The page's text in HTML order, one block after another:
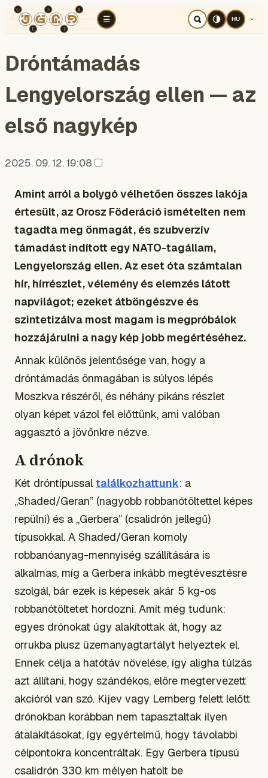
☰
TÉR KOGNITÍV HÁBORÚ
HU
Dróntámadás
Lengyelország ellen — az
első nagykép
2025. 09. 12. 19:08
Amint arról a bolygó vélhetően összes lakója
értesült, az Orosz Föderáció ismételten nem
tagadta meg önmagát, és szubverzív
támadást indított egy NATO-tagállam,
Lengyelország ellen. Az eset óta számtalan
hír, hírrészlet, vélemény és elemzés látott
napvilágot; ezeket átböngészve és
szintetizálva most magam is megpróbálok
hozzájárulni a nagy kép jobb megértéséhez.
Annak különös jelentősége van, hogy a
dróntámadás önmagában is súlyos lépés
Moszkva részéről, és néhány pikáns részlet
olyan képet vázol fel előttünk, ami valóban
aggasztó a jövőnkre nézve.
A drónok
Két dróntípussal találkozhattunk: a
„Shaded/Geran” (nagyobb robbanótöltettel képes
repülni) és a „Gerbera” (csalidrón jellegű)
típusokkal. A Shaded/Geran komoly
robbanóanyag-mennyiség szállítására is
alkalmas, míg a Gerbera inkább megtévesztésre
szolgál, bár ezek is képesek akár 5 kg-os
robbanótöltetet hordozni. Amit még tudunk:
egyes drónokat úgy alakítottak át, hogy az
orrukba plusz üzemanyagtartályt helyeztek el.
Ennek célja a hatótáv növelése, így aligha túlzás
azt állítani, hogy szándékos, előre megtervezett
akcióról van szó. Kijev vagy Lemberg felett lelőtt
drónokban korábban nem tapasztaltak ilyen
átalakításokat, így egyértelmű, hogy távolabbi
célpontokra koncentráltak. Egy Gerbera típusú
csalidrón 330 km mélyen hatolt be